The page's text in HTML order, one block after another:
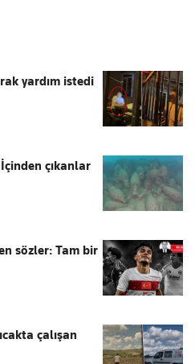
yardım istedi
çıkanlar
sözler: Tam bir
çalışan